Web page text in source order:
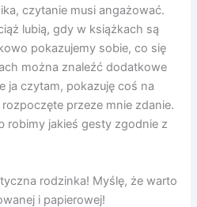
czytanie musi angażować.
lubią, gdy w książkach są
pokazujemy sobie, co się
można znaleźć dodatkowe
ja czytam, pokazuję coś na
przeze mnie zdanie.
robimy jakieś gesty zgodnie z
rodzinka! Myślę, że warto
i papierowej!